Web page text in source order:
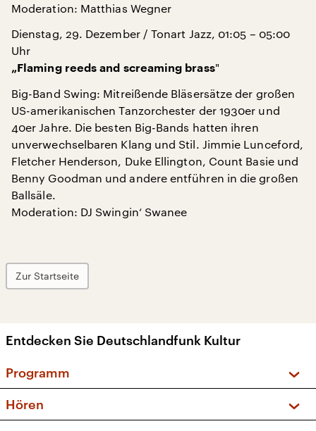
Moderation: Matthias Wegner
Dienstag, 29. Dezember / Tonart Jazz, 01:05 – 05:00
Uhr
„Flaming reeds and screaming brass"
Big-Band Swing: Mitreißende Bläsersätze der großen
US-amerikanischen Tanzorchester der 1930er und
40er Jahre. Die besten Big-Bands hatten ihren
unverwechselbaren Klang und Stil. Jimmie Lunceford,
Fletcher Henderson, Duke Ellington, Count Basie und
Benny Goodman und andere entführen in die großen
Ballsäle.
Moderation: DJ Swingin‘ Swanee
Zur Startseite
Entdecken Sie Deutschlandfunk Kultur
Programm
Sendungen und Podcasts
Hören